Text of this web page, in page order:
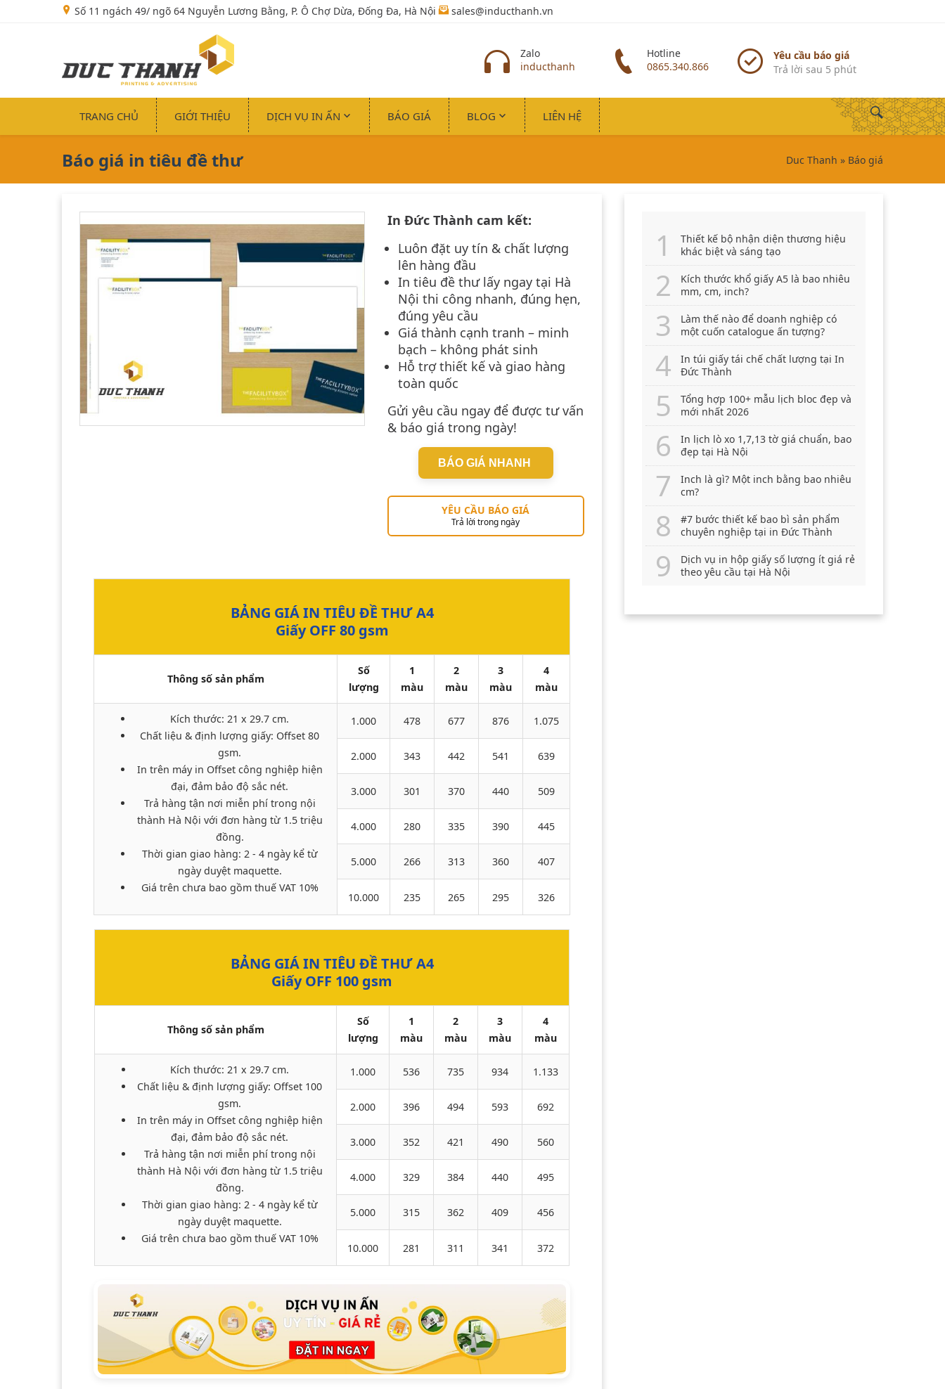
Số 11 ngách 49/ ngõ 64 Nguyễn Lương Bằng, P. Ô Chợ Dừa, Đống Đa, Hà Nội sales@inducthanh.vn
Yêu cầu báo giá
Trả lời sau 5 phút
Hotline
0865.340.866
Zalo
inducthanh
TRANG CHỦ GIỚI THIỆU DỊCH VỤ IN ẤN BÁO GIÁ BLOG LIÊN HỆ
Báo giá in tiêu đề thư Duc Thanh » Báo giá
In Đức Thành cam kết:
Luôn đặt uy tín & chất lượng
lên hàng đầu
In tiêu đề thư lấy ngay tại Hà
Nội thi công nhanh, đúng hẹn,
đúng yêu cầu
Giá thành cạnh tranh – minh
bạch – không phát sinh
Hỗ trợ thiết kế và giao hàng
toàn quốc
Gửi yêu cầu ngay để được tư vấn
& báo giá trong ngày!
BÁO GIÁ NHANH
YÊU CẦU BÁO GIÁ
Trả lời trong ngày
BẢNG GIÁ IN TIÊU ĐỀ THƯA4
Giấy OFF 80 gsm
Thông số sản phẩm
Số
lượng
1
màu
2
màu
3
màu
4
màu
Kích thước: 21 x 29.7 cm.
Chất liệu & định lượng giấy: Offset 80
gsm.
In trên máy in Offset công nghiệp hiện
đại, đảm bảo độ sắc nét.
Trả hàng tận nơi miễn phí trong nội
thành Hà Nội với đơn hàng từ 1.5 triệu
đồng.
Thời gian giao hàng: 2 - 4 ngày kể từ
ngày duyệt maquette.
Giá trên chưa bao gồm thuế VAT 10%
1.000 478 677 876 1.075
2.000 343 442 541 639
3.000 301 370 440 509
4.000 280 335 390 445
5.000 266 313 360 407
10.000 235 265 295 326
BẢNG GIÁ IN TIÊU ĐỀ THƯ A4
Giấy OFF 100 gsm
Thông số sản phẩm
Số
lượng
1
màu
2
màu
3
màu
4
màu
Kích thước: 21 x 29.7 cm.
Chất liệu & định lượng giấy: Offset 100
gsm.
In trên máy in Offset công nghiệp hiện
đại, đảm bảo độ sắc nét.
Trả hàng tận nơi miễn phí trong nội
thành Hà Nội với đơn hàng từ 1.5 triệu
đồng.
Thời gian giao hàng: 2 - 4 ngày kể từ
ngày duyệt maquette.
Giá trên chưa bao gồm thuế VAT 10%
1.000 536 735 934 1.133
2.000 396 494 593 692
3.000 352 421 490 560
4.000 329 384 440 495
5.000 315 362 409 456
10.000 281 311 341 372
Thiết kế bộ nhận diện thương hiệu
khác biệt và sáng tạo
Kích thước khổ giấy A5 là bao nhiêu
mm, cm, inch?
Làm thế nào để doanh nghiệp có
một cuốn catalogue ấn tượng?
In túi giấy tái chế chất lượng tại In
Đức Thành
Tổng hợp 100+ mẫu lịch bloc đẹp và
mới nhất 2026
In lịch lò xo 1,7,13 tờ giá chuẩn, bao
đẹp tại Hà Nội
Inch là gì? Một inch bằng bao nhiêu
cm?
#7 bước thiết kế bao bì sản phẩm
chuyên nghiệp tại in Đức Thành
Dịch vụ in hộp giấy số lượng ít giá rẻ
theo yêu cầu tại Hà Nội